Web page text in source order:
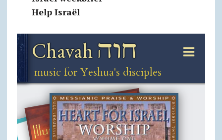
Help Israël